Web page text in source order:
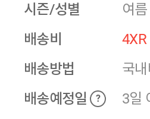
시즌/성별
여
배송비
4XR
배송방법
국
배송예정일
?
3일